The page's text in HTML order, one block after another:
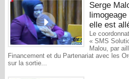
Serge
limogeage
elle est
Le
« SMS
Malou, par
Financement et du Partenariat avec les
sur la sortie...